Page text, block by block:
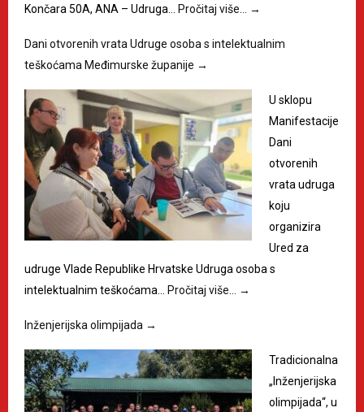
Končara 50A, ANA – Udruga…
Pročitaj više… →
Dani otvorenih vrata Udruge osoba s intelektualnim
teškoćama Međimurske županije →
U sklopu
Manifestacije
Dani
otvorenih
vrata udruga
koju
organizira
Ured za
udruge Vlade Republike Hrvatske Udruga osoba s
intelektualnim teškoćama…
Pročitaj više… →
Inženjerijska olimpijada →
Tradicionalna
„Inženjerijska
olimpijada“, u